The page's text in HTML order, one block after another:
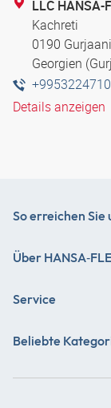
LLC HANSA-
Kachreti
0190 Gurjaani
Georgien
Details anzeigen
So erreichen Sie
Über
Service
Beliebte